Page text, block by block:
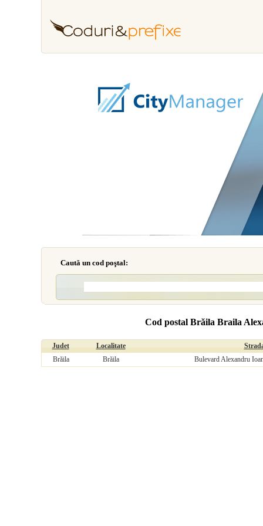
Caută un cod poştal:
Cod postal Brăila Braila
Judet Localitate
Brăila
Brăila Bulevard Alexandru